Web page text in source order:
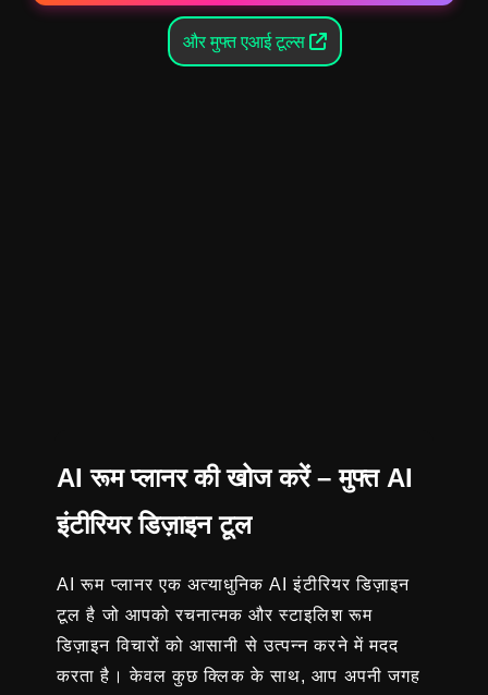
और मुफ्त एआई टूल्स
AI रूम प्लानर की खोज करें – मुफ्त AI
इंटीरियर डिज़ाइन टूल
AI रूम प्लानर एक अत्याधुनिक AI इंटीरियर डिज़ाइन
टूल है जो आपको रचनात्मक और स्टाइलिश रूम
डिज़ाइन विचारों को आसानी से उत्पन्न करने में मदद
करता है। केवल कुछ क्लिक के साथ, आप अपनी जगह